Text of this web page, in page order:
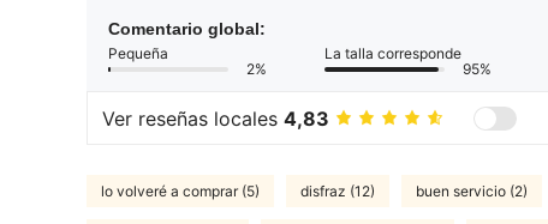
Comentario global:
Pequeña
2%
La talla corresponde
95%
Ver reseñas locales 4,83
lo volveré a comprar (5) disfraz (12) buen servicio (2)